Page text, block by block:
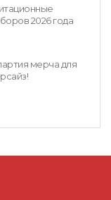
2026 года
мерча для